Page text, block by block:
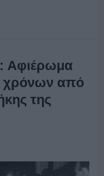
Αφιέρωμα
χρόνων από
της